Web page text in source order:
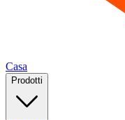
Casa
Prodotti